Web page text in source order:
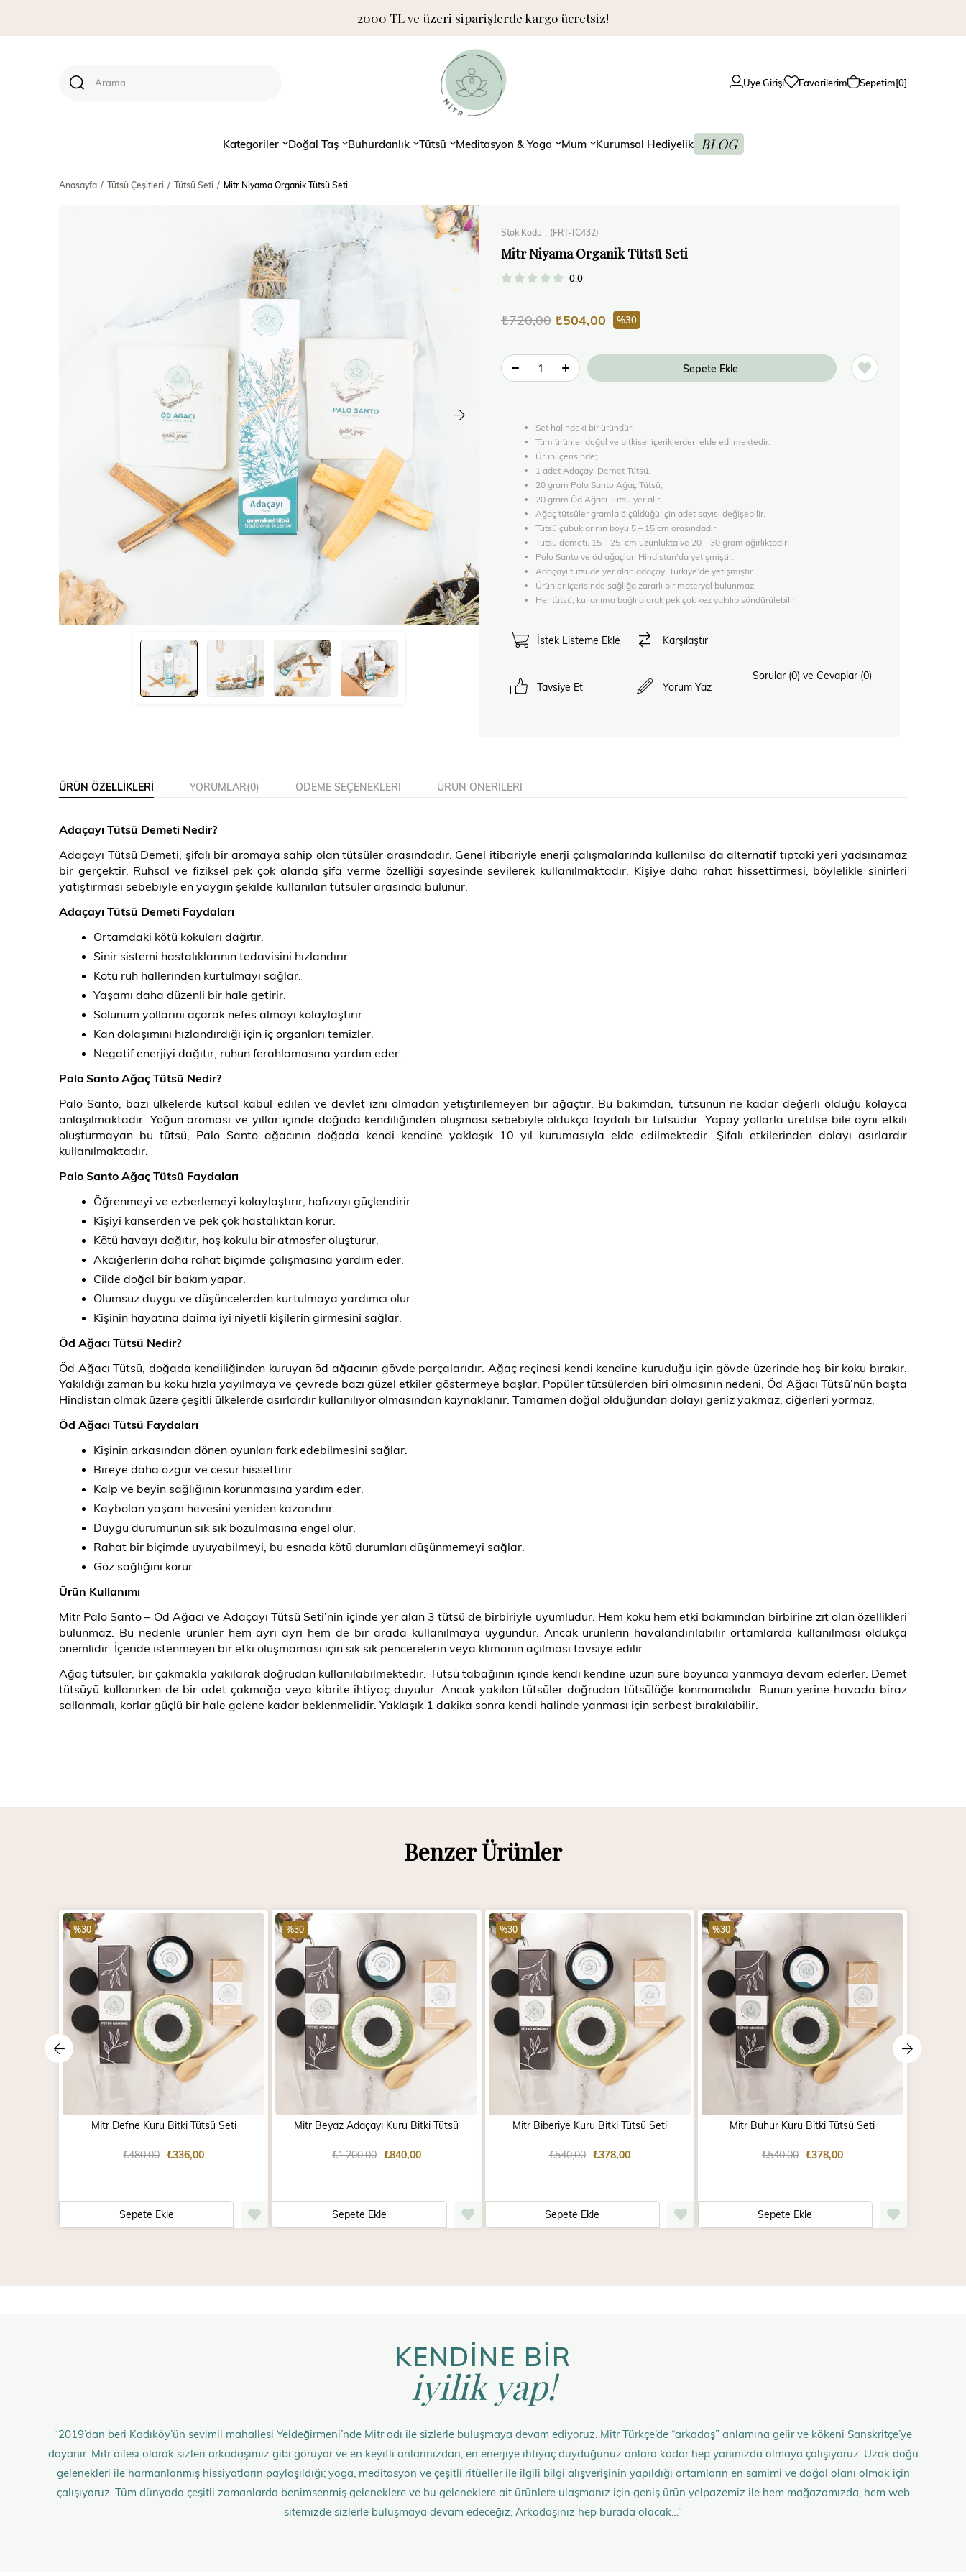
2000 TL ve üzeri siparişlerde kargo ücretsiz!
Üye Girişi Favorilerim Sepetim 0
Kategoriler Doğal Taş Buhurdanlık Tütsü Meditasyon & Yoga Mum Kurumsal Hediyelik BLOG
Anasayfa Tütsü Çeşitleri Tütsü Seti Mitr Niyama Organik Tütsü Seti
Stok Kodu (FRT-TC432)
Mitr Niyama Organik Tütsü Seti
0.0
₺720,00 ₺504,00 30
Set halindeki bir üründür.
Tüm ürünler doğal ve bitkisel içeriklerden elde edilmektedir.
Ürün içerisinde;
1 adet Adaçayı Demet Tütsü,
20 gram Palo Santo Ağaç Tütsü,
20 gram Öd Ağacı Tütsü yer alır.
Ağaç tütsüler gramla ölçüldüğü için adet sayısı değişebilir.
Tütsü çubuklarının boyu 5 – 15 cm arasındadır.
Tütsü demeti, 15 – 25 cm uzunlukta ve 20 – 30 gram ağırlıktadır.
Palo Santo ve öd ağaçları Hindistan’da yetişmiştir.
Adaçayı tütsüde yer alan adaçayı Türkiye’de yetişmiştir.
Ürünler içerisinde sağlığa zararlı bir materyal bulunmaz.
Her tütsü, kullanıma bağlı olarak pek çok kez yakılıp söndürülebilir.
İstek Listeme Ekle Karşılaştır
Tavsiye Et Yorum Yaz
Sorular (0) ve Cevaplar (0)
ÜRÜN ÖZELLIKLERI YORUMLAR(0) ÖDEME SEÇENEKLERI ÜRÜN ÖNERILERI
Adaçayı Tütsü Demeti Nedir?
Adaçayı Tütsü Demeti, şifalı bir aromaya sahip olan tütsüler arasındadır. Genel itibariyle enerji çalışmalarında kullanılsa da alternatif tıptaki yeri yadsınamaz
bir gerçektir. Ruhsal ve fiziksel pek çok alanda şifa verme özelliği sayesinde sevilerek kullanılmaktadır. Kişiye daha rahat hissettirmesi, böylelikle sinirleri
yatıştırması sebebiyle en yaygın şekilde kullanılan tütsüler arasında bulunur.
Adaçayı Tütsü Demeti Faydaları
Ortamdaki kötü kokuları dağıtır.
Sinir sistemi hastalıklarının tedavisini hızlandırır.
Kötü ruh hallerinden kurtulmayı sağlar.
Yaşamı daha düzenli bir hale getirir.
Solunum yollarını açarak nefes almayı kolaylaştırır.
Kan dolaşımını hızlandırdığı için iç organları temizler.
Negatif enerjiyi dağıtır, ruhun ferahlamasına yardım eder.
Palo Santo Ağaç Tütsü Nedir?
Palo Santo, bazı ülkelerde kutsal kabul edilen ve devlet izni olmadan yetiştirilemeyen bir ağaçtır. Bu bakımdan, tütsünün ne kadar değerli olduğu kolayca
anlaşılmaktadır. Yoğun aroması ve yıllar içinde doğada kendiliğinden oluşması sebebiyle oldukça faydalı bir tütsüdür. Yapay yollarla üretilse bile aynı etkili
oluşturmayan bu tütsü, Palo Santo ağacının doğada kendi kendine yaklaşık 10 yıl kurumasıyla elde edilmektedir. Şifalı etkilerinden dolayı asırlardır
kullanılmaktadır.
Palo Santo Ağaç Tütsü Faydaları
Öğrenmeyi ve ezberlemeyi kolaylaştırır, hafızayı güçlendirir.
Kişiyi kanserden ve pek çok hastalıktan korur.
Kötü havayı dağıtır, hoş kokulu bir atmosfer oluşturur.
Akciğerlerin daha rahat biçimde çalışmasına yardım eder.
Cilde doğal bir bakım yapar.
Olumsuz duygu ve düşüncelerden kurtulmaya yardımcı olur.
Kişinin hayatına daima iyi niyetli kişilerin girmesini sağlar.
Öd Ağacı Tütsü Nedir?
Öd Ağacı Tütsü, doğada kendiliğinden kuruyan öd ağacının gövde parçalarıdır. Ağaç reçinesi kendi kendine kuruduğu için gövde üzerinde hoş bir koku bırakır.
Yakıldığı zaman bu koku hızla yayılmaya ve çevrede bazı güzel etkiler göstermeye başlar. Popüler tütsülerden biri olmasının nedeni, Öd Ağacı Tütsü’nün başta
Hindistan olmak üzere çeşitli ülkelerde asırlardır kullanılıyor olmasından kaynaklanır. Tamamen doğal olduğundan dolayı geniz yakmaz, ciğerleri yormaz.
Öd Ağacı Tütsü Faydaları
Kişinin arkasından dönen oyunları fark edebilmesini sağlar.
Bireye daha özgür ve cesur hissettirir.
Kalp ve beyin sağlığının korunmasına yardım eder.
Kaybolan yaşam hevesini yeniden kazandırır.
Duygu durumunun sık sık bozulmasına engel olur.
Rahat bir biçimde uyuyabilmeyi, bu esnada kötü durumları düşünmemeyi sağlar.
Göz sağlığını korur.
Ürün Kullanımı
Mitr Palo Santo – Öd Ağacı ve Adaçayı Tütsü Seti’nin içinde yer alan 3 tütsü de birbiriyle uyumludur. Hem koku hem etki bakımından birbirine zıt olan özellikleri
bulunmaz. Bu nedenle ürünler hem ayrı ayrı hem de bir arada kullanılmaya uygundur. Ancak ürünlerin havalandırılabilir ortamlarda kullanılması oldukça
önemlidir. İçeride istenmeyen bir etki oluşmaması için sık sık pencerelerin veya klimanın açılması tavsiye edilir.
Ağaç tütsüler, bir çakmakla yakılarak doğrudan kullanılabilmektedir. Tütsü tabağının içinde kendi kendine uzun süre boyunca yanmaya devam ederler. Demet
tütsüyü kullanırken de bir adet çakmağa veya kibrite ihtiyaç duyulur. Ancak yakılan tütsüler doğrudan tütsülüğe konmamalıdır. Bunun yerine havada biraz
sallanmalı, korlar güçlü bir hale gelene kadar beklenmelidir. Yaklaşık 1 dakika sonra kendi halinde yanması için serbest bırakılabilir.
Benzer Ürünler
Mitr Defne Kuru Bitki Tütsü Seti
₺336,00
₺480,00
Sepete Ekle
%30
Mitr Beyaz Adaçayı Kuru Bitki Tütsü
₺840,00
₺1.200,00
Sepete Ekle
%30
Mitr Biberiye Kuru Bitki Tütsü Seti
₺378,00
₺540,00
Sepete Ekle
%30
Mitr Buhur Kuru Bitki Tütsü Seti
₺378,00
₺540,00
Sepete Ekle
%30
KENDİNE BİR
iyilik yap!
“2019’dan beri Kadıköy’ün sevimli mahallesi Yeldeğirmeni’nde Mitr adı ile sizlerle buluşmaya devam ediyoruz. Mitr Türkçe’de “arkadaş” anlamına gelir ve kökeni Sanskritçe’ye
dayanır. Mitr ailesi olarak sizleri arkadaşımız gibi görüyor ve en keyifli anlarınızdan, en enerjiye ihtiyaç duyduğunuz anlara kadar hep yanınızda olmaya çalışıyoruz. Uzak doğu
gelenekleri ile harmanlanmış hissiyatların paylaşıldığı; yoga, meditasyon ve çeşitli ritüeller ile ilgili bilgi alışverişinin yapıldığı ortamların en samimi ve doğal olanı olmak için
çalışıyoruz. Tüm dünyada çeşitli zamanlarda benimsenmiş geleneklere ve bu geleneklere ait ürünlere ulaşmanız için geniş ürün yelpazemiz ile hem mağazamızda, hem web
sitemizde sizlerle buluşmaya devam edeceğiz. Arkadaşınız hep burada olacak…”